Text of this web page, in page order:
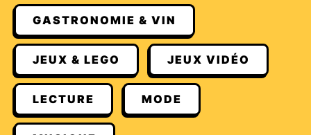
GASTRONOMIE & VIN
JEUX & LEGO JEUX VIDÉO
LECTURE MODE